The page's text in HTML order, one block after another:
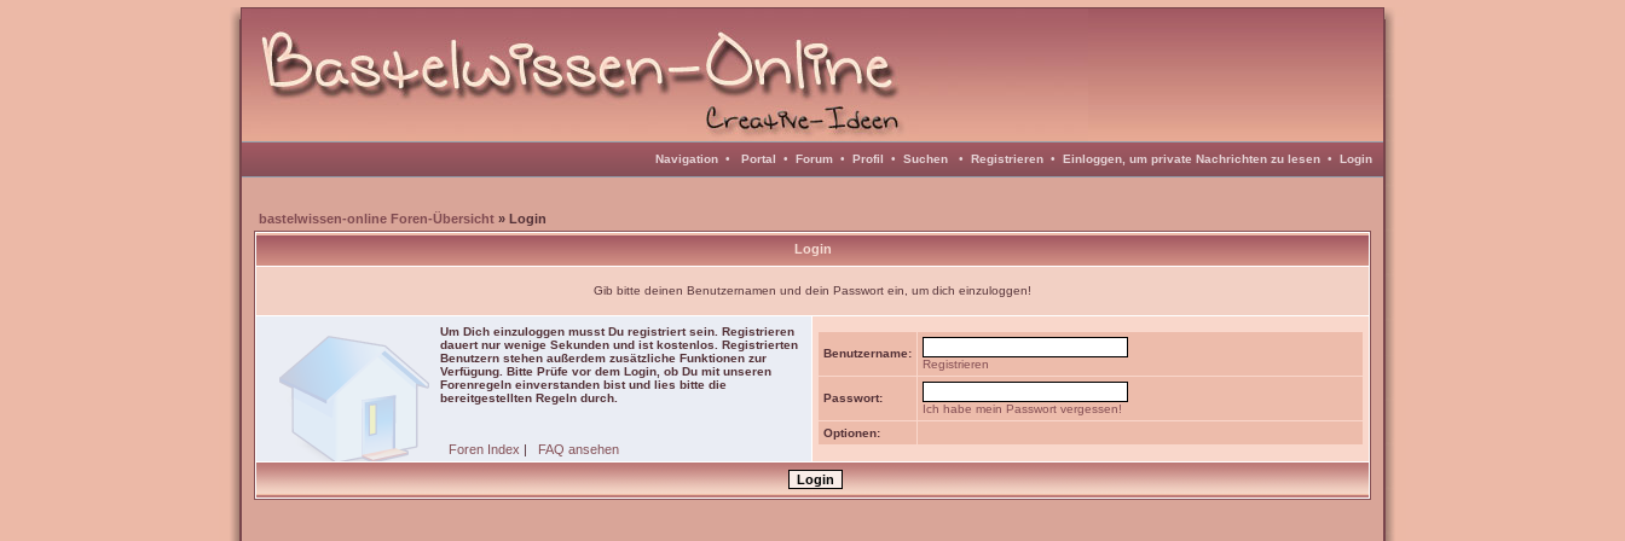
Navigation • Portal • Forum • Profil • Suchen • Registrieren • Einloggen, um private Nachrichten zu lesen • Login
bastelwissen-online Foren-Übersicht » Login
Login
Gib bitte deinen Benutzernamen und dein Passwort ein, um dich einzuloggen!
Um Dich einzuloggen musst Du registriert sein. Registrieren
dauert nur wenige Sekunden und ist kostenlos. Registrierten
Benutzern stehen außerdem zusätzliche Funktionen zur
Verfügung. Bitte Prüfe vor dem Login, ob Du mit unseren
Forenregeln einverstanden bist und lies bitte die
bereitgestellten Regeln durch.
Foren Index | FAQ ansehen
Benutzername:
Registrieren
Passwort:
Ich habe mein Passwort vergessen!
Optionen: